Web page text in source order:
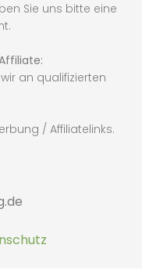
Sie uns bitte eine
an qualifizierten
/ Affiliatelinks.